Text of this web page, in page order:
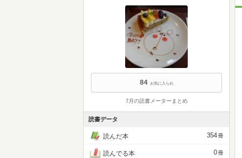
84 お気に入られ
7月の読書メーターまとめ
読書データ
読んだ本 354冊
読んでる本 0冊